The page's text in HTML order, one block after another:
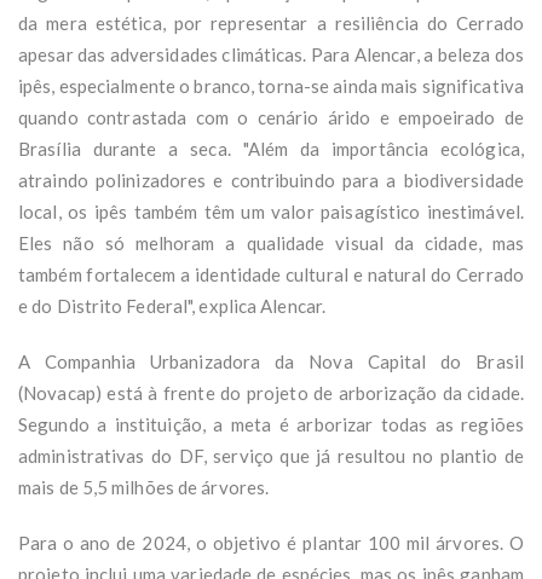
da mera estética, por representar a resiliência do Cerrado
apesar das adversidades climáticas. Para Alencar, a beleza dos
ipês, especialmente o branco, torna-se ainda mais significativa
quando contrastada com o cenário árido e empoeirado de
Brasília durante a seca. "Além da importância ecológica,
atraindo polinizadores e contribuindo para a biodiversidade
local, os ipês também têm um valor paisagístico inestimável.
Eles não só melhoram a qualidade visual da cidade, mas
também fortalecem a identidade cultural e natural do Cerrado
e do Distrito Federal", explica Alencar.
A Companhia Urbanizadora da Nova Capital do Brasil
(Novacap) está à frente do projeto de arborização da cidade.
Segundo a instituição, a meta é arborizar todas as regiões
administrativas do DF, serviço que já resultou no plantio de
mais de 5,5 milhões de árvores.
Para o ano de 2024, o objetivo é plantar 100 mil árvores. O
projeto inclui uma variedade de espécies, mas os ipês ganham